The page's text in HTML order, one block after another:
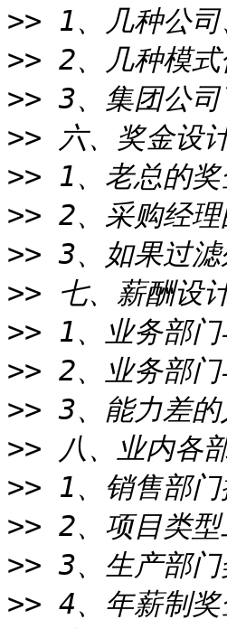
>>
>>
>>
>>
>>
>>
>>
>>
>>
>>
>>
>>
>>
>>
>>
>>